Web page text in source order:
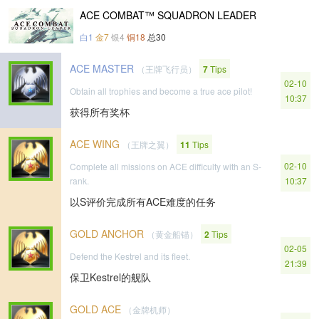
ACE COMBAT™ SQUADRON LEADER
白1 金7银4 铜18 总30
ACE MASTER （王牌飞行员） 7Tips
Obtain all trophies and become a true ace pilot!
获得所有奖杯
02-10
10:37
ACE WING （王牌之翼） 11 Tips
Complete all missions on ACE difficulty with an S-
rank.
以S评价完成所有ACE难度的任务
02-10
10:37
GOLD ANCHOR （黄金船锚） 2Tips
Defend the Kestrel and its fleet.
保卫Kestrel的舰队
02-05
21:39
GOLD ACE
（金牌机师）